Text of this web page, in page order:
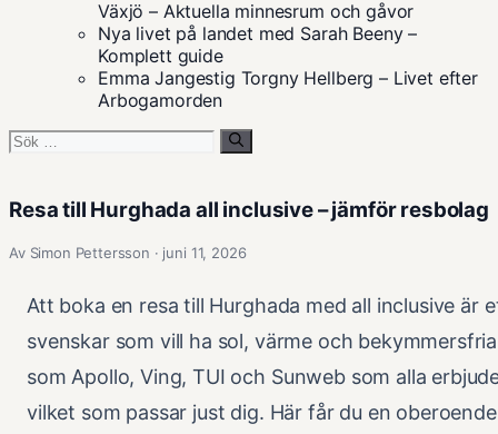
Växjö – Aktuella minnesrum och gåvor
Nya livet på landet med Sarah Beeny –
Komplett guide
Emma Jangestig Torgny Hellberg – Livet efter
Arbogamorden
Sök
Resa till Hurghada all inclusive – jämför resbolag
Av Simon Pettersson · juni 11, 2026
Att boka en resa till Hurghada med all inclusive är
svenskar som vill ha sol, värme och
som Apollo, Ving, TUI och Sunweb som alla
vilket som passar just dig. Här får du en